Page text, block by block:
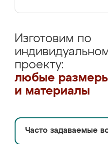
Изготовим по
проекту:
любые
и материалы
Часто задаваемые